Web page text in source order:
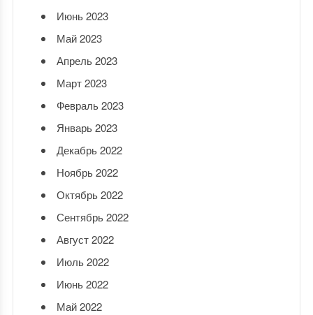
Июнь 2023
Май 2023
Апрель 2023
Март 2023
Февраль 2023
Январь 2023
Декабрь 2022
Ноябрь 2022
Октябрь 2022
Сентябрь 2022
Август 2022
Июль 2022
Июнь 2022
Май 2022